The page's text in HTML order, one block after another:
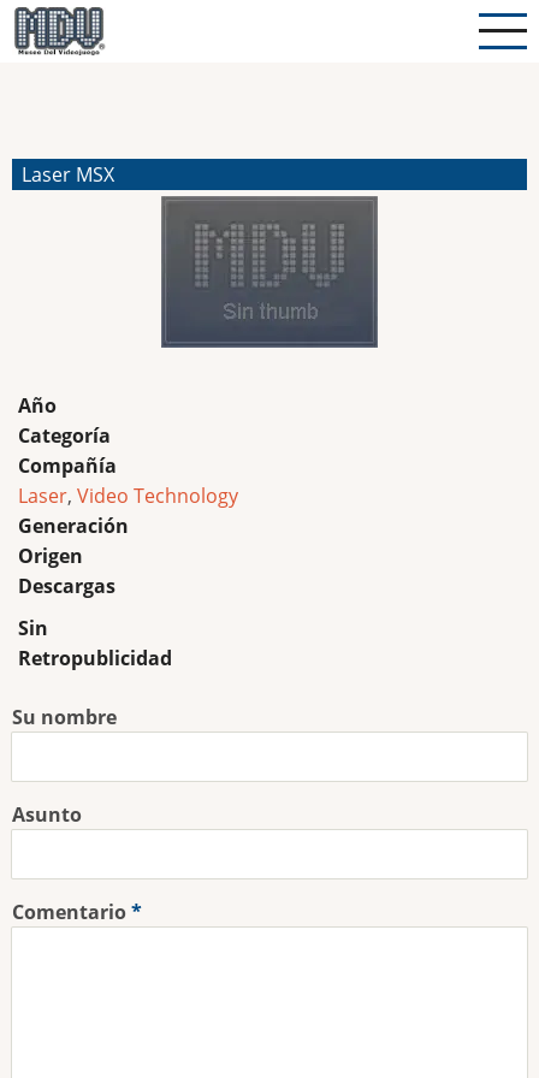
Pasar
al
Laser MSX
Año
Categoría
Compañía
Laser, Video Technology
Generación
Origen
Descargas
Sin
Retropublicidad
Su nombre
Asunto
Comentario